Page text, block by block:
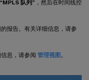
“MPLS 队列” ，然后在时间线控
报告。有关详细信息，请参
息，请参阅 管理视图 。